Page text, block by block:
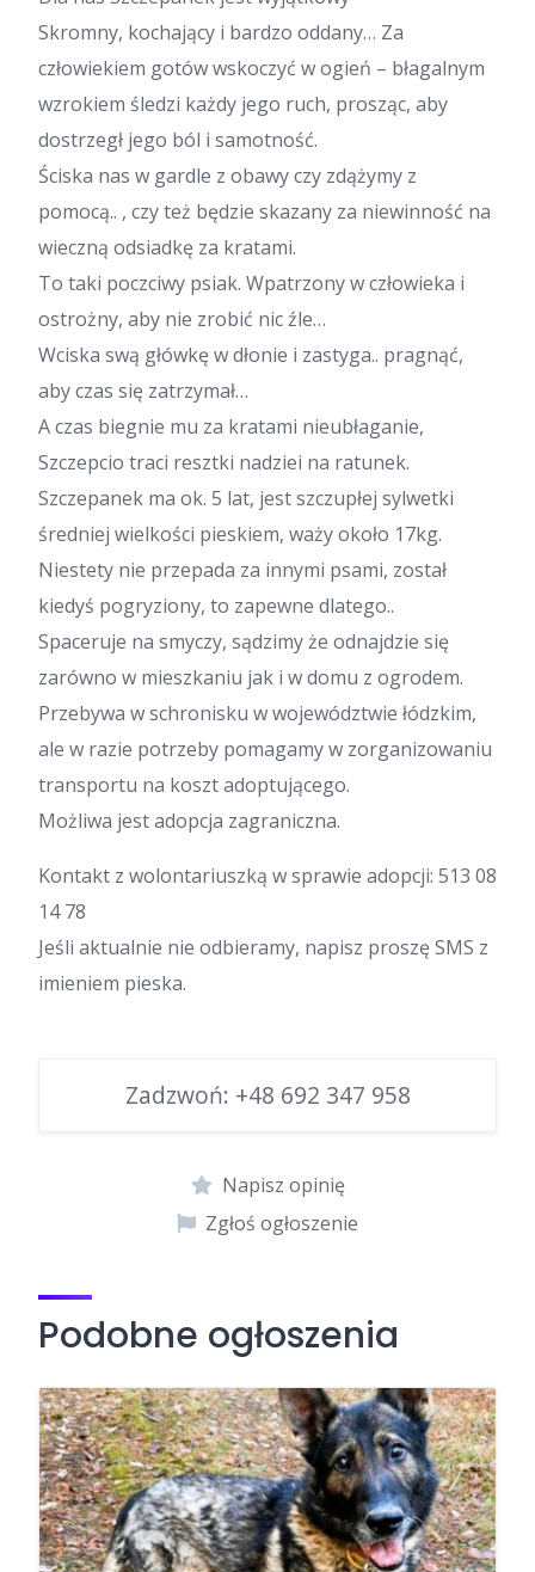
Skromny, kochający i bardzo oddany… Za
człowiekiem gotów wskoczyć w ogień – błagalnym
wzrokiem śledzi każdy jego ruch, prosząc, aby
dostrzegł jego ból i samotność.
Ściska nas w gardle z obawy czy zdążymy z
pomocą.. , czy też będzie skazany za niewinność na
wieczną odsiadkę za kratami.
To taki poczciwy psiak. Wpatrzony w człowieka i
ostrożny, aby nie zrobić nic źle…
Wciska swą główkę w dłonie i zastyga.. pragnąć,
aby czas się zatrzymał…
A czas biegnie mu za kratami nieubłaganie,
Szczepcio traci resztki nadziei na ratunek.
Szczepanek ma ok. 5 lat, jest szczupłej sylwetki
średniej wielkości pieskiem, waży około 17kg.
Niestety nie przepada za innymi psami, został
kiedyś pogryziony, to zapewne dlatego..
Spaceruje na smyczy, sądzimy że odnajdzie się
zarówno w mieszkaniu jak i w domu z ogrodem.
Przebywa w schronisku w województwie łódzkim,
ale w razie potrzeby pomagamy w zorganizowaniu
transportu na koszt adoptującego.
Możliwa jest adopcja zagraniczna.
Kontakt z wolontariuszką w sprawie adopcji: 513 08
14 78
Jeśli aktualnie nie odbieramy, napisz proszę SMS z
imieniem pieska.
Zadzwoń: +48 692 347 958
Napisz opinię
Zgłoś ogłoszenie
Podobne ogłoszenia